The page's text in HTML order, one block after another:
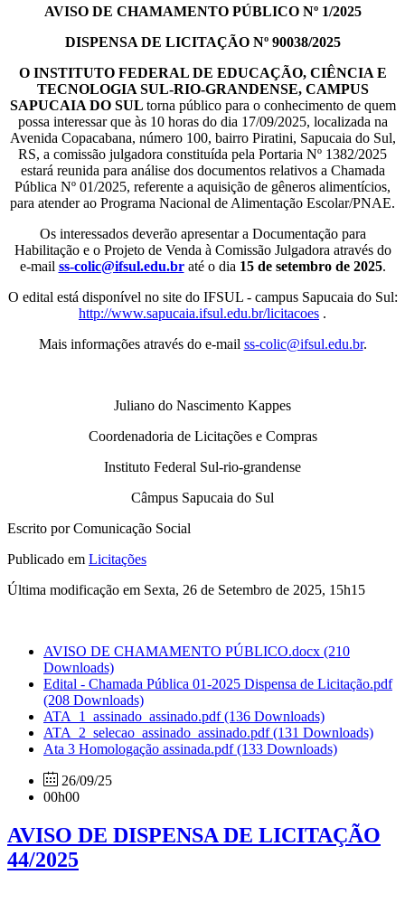
AVISO DE CHAMAMENTO PÚBLICO Nº 1/2025
DISPENSA DE LICITAÇÃO Nº 90038/2025
O INSTITUTO FEDERAL DE EDUCAÇÃO, CIÊNCIA E
TECNOLOGIA SUL-RIO-GRANDENSE, CAMPUS
SAPUCAIA DO SUL torna público para o conhecimento de quem
possa interessar que às 10 horas do dia 17/09/2025, localizada na
Avenida Copacabana, número 100, bairro Piratini, Sapucaia do Sul,
RS, a comissão julgadora constituída pela Portaria Nº 1382/2025
estará reunida para análise dos documentos relativos a Chamada
Pública Nº 01/2025, referente a aquisição de gêneros alimentícios,
para atender ao Programa Nacional de Alimentação Escolar/PNAE.
Os interessados deverão apresentar a Documentação para
Habilitação e o Projeto de Venda à Comissão Julgadora através do
e-mail ss-colic@ifsul.edu.braté o dia 15 de setembro de 2025.
O edital está disponível no site do IFSUL - campus Sapucaia do Sul:
http://www.sapucaia.ifsul.edu.br/licitacoes .
Mais informações através do e-mail ss-colic@ifsul.edu.br.
Juliano do Nascimento Kappes
Coordenadoria de Licitações e Compras
Instituto Federal Sul-rio-grandense
Câmpus Sapucaia do Sul
Escrito por Comunicação Social
Publicado em Licitações
Última modificação em Sexta, 26 de Setembro de 2025, 15h15
AVISO DE CHAMAMENTO PÚBLICO.docx (210
Downloads)
Edital - Chamada Pública 01-2025 Dispensa de Licitação.pdf
(208 Downloads)
ATA_1_assinado_assinado.pdf(136 Downloads)
ATA_2_selecao_assinado_assinado.pdf(131 Downloads)
Ata 3 Homologação assinada.pdf(133 Downloads)
26/09/25
00h00
AVISO DE DISPENSA DE LICITAÇÃO
44/2025